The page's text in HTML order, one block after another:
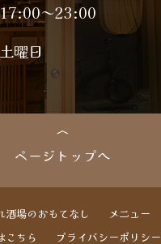
～23:00
土曜日
ページトップへ
酒場のおもてなし メニュー
こちら
プライバシーポリシー